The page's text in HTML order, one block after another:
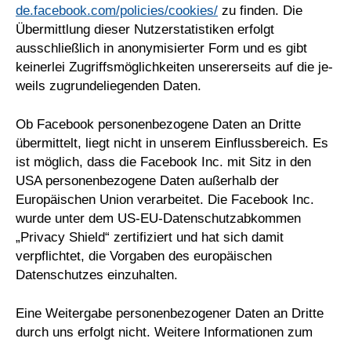
de.facebook.com/policies/cookies/ zu finden. Die
Übermittlung dieser Nutzerstatistiken erfolgt
ausschließlich in anonymisierter Form und es gibt
keinerlei Zugriffsmöglichkeiten unsererseits auf die je-
weils zugrundeliegenden Daten.
Ob Facebook personenbezogene Daten an Dritte
übermittelt, liegt nicht in unserem Einflussbereich. Es
ist möglich, dass die Facebook Inc. mit Sitz in den
USA personenbezogene Daten außerhalb der
Europäischen Union verarbeitet. Die Facebook Inc.
wurde unter dem US-EU-Datenschutzabkommen
„Privacy Shield“ zertifiziert und hat sich damit
verpflichtet, die Vorgaben des europäischen
Datenschutzes einzuhalten.
Eine Weitergabe personenbezogener Daten an Dritte
durch uns erfolgt nicht. Weitere Informationen zum